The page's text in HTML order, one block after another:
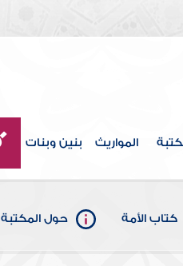
المواريث بنين وبنات
كتاب الأمة حول المكتبة